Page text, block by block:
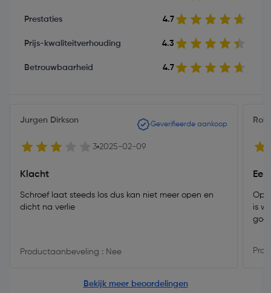
Prestaties 4.7
Prijs-kwaliteitverhouding 4.3
Betrouwbaarheid 4.7
Jurgen Dirkson Geverifieerde aankoop
3 2025-02-09
Klacht
Schroef laat steeds los dus kan niet meer open en
dicht na verlie
Productaanbeveling : Nee
Op
is
Bekijk meer beoordelingen